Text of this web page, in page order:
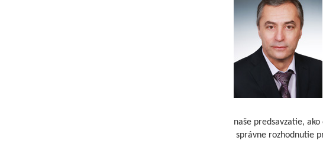
naše predsavzatie,
správne rozhodnutie